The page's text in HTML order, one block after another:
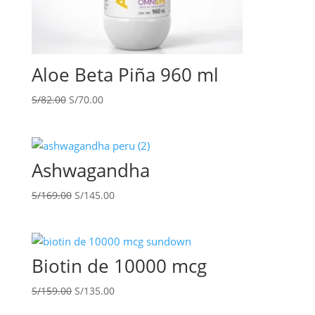
Aloe Beta Piña 960 ml
S/82.00 El
era:
S/70.00El
es:
S/70.00.
Ashwagandha
S/169.00 El
era:
S/169.00.
S/145.00El
es:
S/145.00.
Biotin de 10000 mcg
S/159.00 El
S/135.00El